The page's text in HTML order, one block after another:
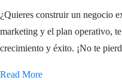
¿Quieres construir un negocio
marketing y el plan operativo,
crecimiento y éxito. ¡No te
Read More